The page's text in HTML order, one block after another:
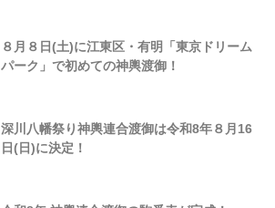
８月８日(土)に江東区・有明「東京ドリーム
パーク」で初めての神輿渡御！
深川八幡祭り神輿連合渡御は令和8年８月16
日(日)に決定！